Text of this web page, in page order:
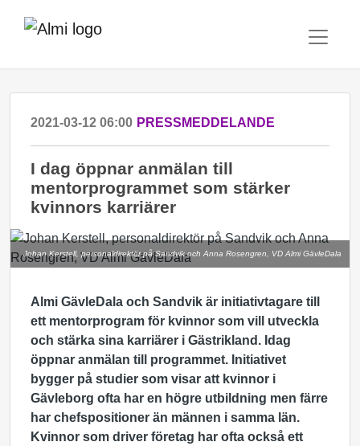
2021-03-12 06:00 PRESSMEDDELANDE
I dag öppnar anmälan till
mentorprogrammet som stärker
kvinnors karriärer
Johan Kerstell, personaldirektör på Sandvik och Anna Rosengren, VD Almi GävleDala
Almi GävleDala och Sandvik är initiativtagare till
ett mentorprogram för kvinnor som vill utveckla
och stärka sina karriärer i Gästrikland. Idag
öppnar anmälan till programmet. Initiativet
bygger på studier som visar att kvinnor i
Gävleborg ofta har en högre utbildning men färre
har chefspositioner än männen i samma län.
Kvinnor som driver företag har ofta också ett